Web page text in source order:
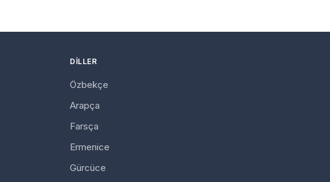
DILLER
Özbekçe
Arapça
Farsça
Ermenice
Gürcüce